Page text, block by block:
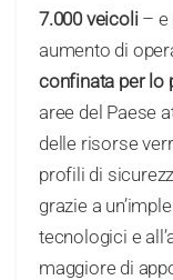
7.000 veicoli– e
aumento di
confinata per lo
aree del Paese
delle risorse
profili di
grazie a
tecnologici e
maggiore di